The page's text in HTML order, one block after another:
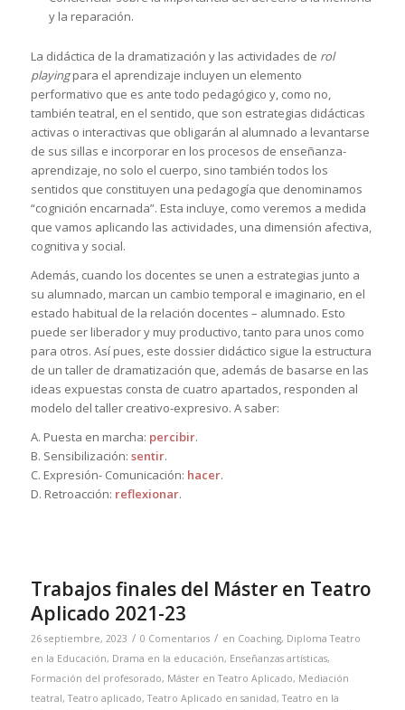
y la reparación.
La didáctica de la dramatización y las actividades de rol
playingpara el aprendizaje incluyen un elemento
performativo que es ante todo pedagógico y, como no,
también teatral, en el sentido, que son estrategias didácticas
activas o interactivas que obligarán al alumnado a levantarse
de sus sillas e incorporar en los procesos de enseñanza-
aprendizaje, no solo el cuerpo, sino también todos los
sentidos que constituyen una pedagogía que denominamos
“cognición encarnada”. Esta incluye, como veremos a medida
que vamos aplicando las actividades, una dimensión afectiva,
cognitiva y social.
Además, cuando los docentes se unen a estrategias junto a
su alumnado, marcan un cambio temporal e imaginario, en el
estado habitual de la relación docentes – alumnado. Esto
puede ser liberador y muy productivo, tanto para unos como
para otros. Así pues, este dossier didáctico sigue la estructura
de un taller de dramatización que, además de basarse en las
ideas expuestas consta de cuatro apartados, responden al
modelo del taller creativo-expresivo. A saber:
A. Puesta en marcha: percibir.
B. Sensibilización: sentir.
C. Expresión- Comunicación: hacer.
D. Retroacción: reflexionar.
Trabajos finales del Máster en Teatro
Aplicado 2021-23
26 septiembre, 2023 / 0 Comentarios / en Coaching, Diploma Teatro
en la Educación, Drama en la educación, Enseñanzas artísticas,
Formación del profesorado, Máster en Teatro Aplicado, Mediación
teatral,Teatro aplicado,Teatro Aplicado en sanidad,Teatro en la